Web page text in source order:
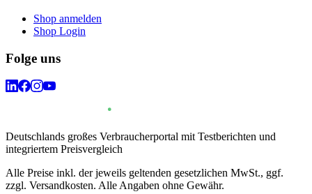
Shop anmelden
Shop Login
Folge uns
Deutschlands großes Verbraucherportal mit Testberichten und
integriertem Preisvergleich
Alle Preise inkl. der jeweils geltenden gesetzlichen MwSt., ggf.
zzgl. Versandkosten. Alle Angaben ohne Gewähr.